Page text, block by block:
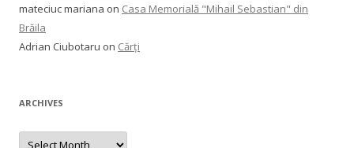
mateciuc mariana on Casa Memorială "Mihail Sebastian" din
Brăila
Adrian Ciubotaru on Cărți
ARCHIVES
Archives